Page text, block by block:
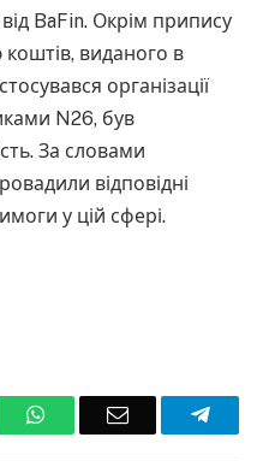
BaFin. Окрім припису
виданого в
організації
N26, був
За словами
відповідні
у цій сфері.
WhatsAppEmail